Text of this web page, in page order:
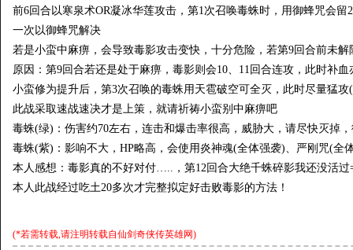
前6回合以寒泉术OR凝冰华莲攻击，第1次召唤毒蛛时，用御蜂咒会
一次以御蜂咒解决
若是小蛮中麻痹，会导致毒影攻击变快，十分危险，若第9回合前未解
原因：第9回合若还是处于麻痹，毒影则会10、11回合连攻，此时补
小蛮修为提升后，第3次召唤的毒蛛用天雹破空可全灭，此时尽量猛
此战采取速战速决才是上策，就请祈祷小蛮别中麻痹吧
毒蛛(绿)：伤害约70左右，连击和爆击率很高，威胁大，请尽快灭掉
毒蛛(紫)：影响不大，HP略高，会使用炎神魂(全体强袭)、严刚咒(全
本人感想：毒影真的​​不好对付…..，第12回合大绝千蛛碎影我还没活过
本人此战经过吃土20多次才完整拟定好击败毒影的方法！
(*若需转载,请注明转载自仙剑奇侠传英雄网)